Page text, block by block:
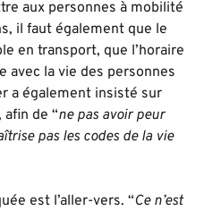
aux personnes à mobilité
il faut également que le
en transport, que l’horaire
avec la vie des personnes
a également insisté sur
afin de “ne pas avoir peur
pas les codes de la vie
est l’aller-vers. “Ce n’est